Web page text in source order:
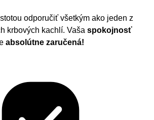
odporučiť všetkým ako jeden z
krbových kachlí. Vaša spokojnosť
absolútne zaručená!